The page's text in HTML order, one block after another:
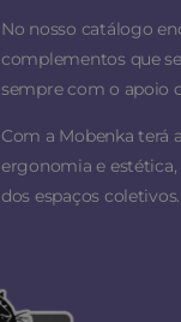
No nosso catálogo
complementos que
sempre com o apoio
Com a Mobenka terá
ergonomia e estética,
dos espaços coletivos.